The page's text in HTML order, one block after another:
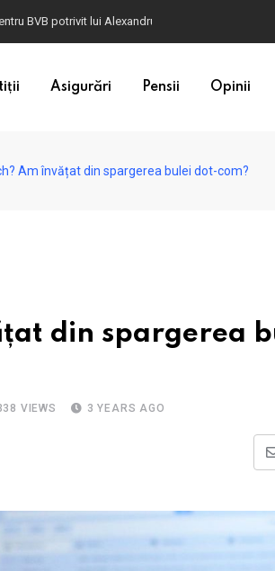
falsificate bancnote sunt cele de 50 de euro,
Asigurări Pensii Opinii
Am învățat din spargerea bulei dot-com?
din spargerea
VIEWS 3 YEARS AGO